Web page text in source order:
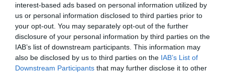
interest-based ads based on personal information utilized by
us or personal information disclosed to third parties prior to
your opt-out. You may separately opt-out of the further
disclosure of your personal information by third parties on the
IAB’s list of downstream participants. This information may
also be disclosed by us to third parties on the IAB’s List of
Downstream Participants that may further disclose it to other